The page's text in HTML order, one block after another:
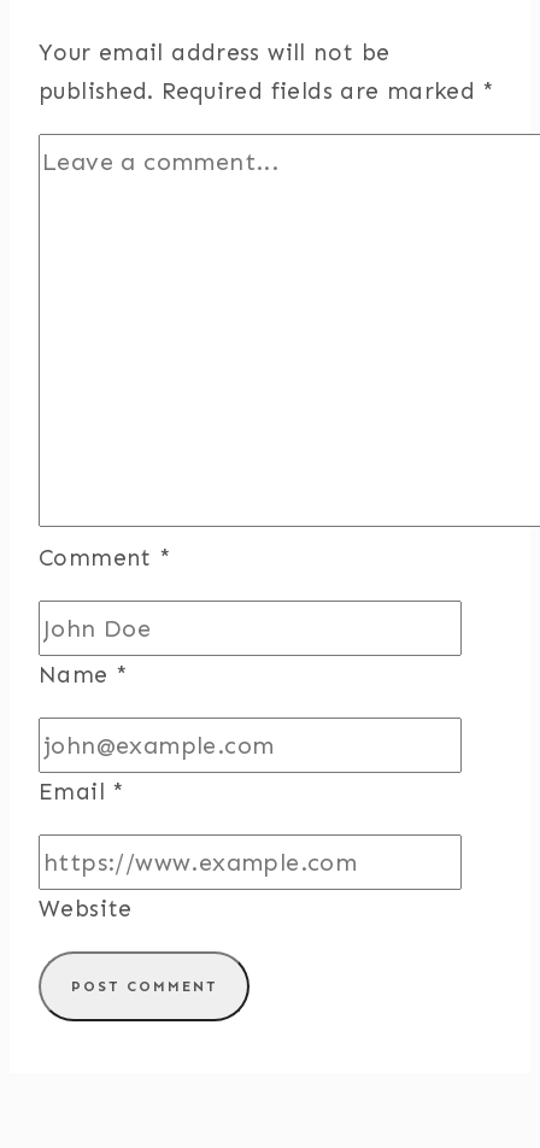
Your email address will not be
published. Required fields are marked *
Comment *
Name *
Email *
Website